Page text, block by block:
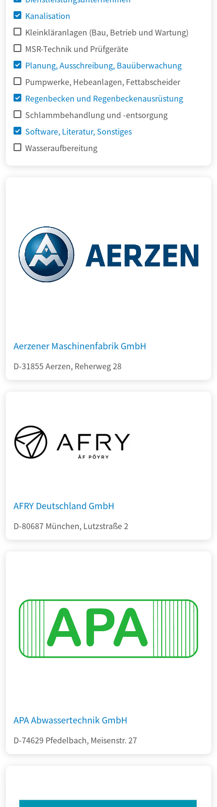
Kanalisation
Kleinkläranlagen (Bau, Betrieb und Wartung)
MSR-Technik und Prüfgeräte
Planung, Ausschreibung, Bauüberwachung
Pumpwerke, Hebeanlagen, Fettabscheider
Regenbecken und Regenbeckenausrüstung
Schlammbehandlung und -entsorgung
Software, Literatur, Sonstiges
Wasseraufbereitung
Aerzener Maschinenfabrik GmbH
D-31855 Aerzen, Reherweg 28
AFRY Deutschland GmbH
D-80687 München, Lutzstraße 2
APA Abwassertechnik GmbH
D-74629 Pfedelbach, Meisenstr. 27